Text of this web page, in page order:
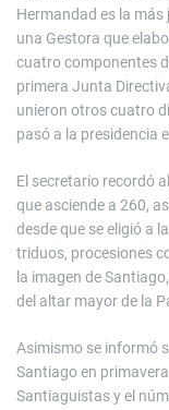
Hermandad es la más
una Gestora que
cuatro componentes
primera Junta
unieron otros cuatro
pasó a la presidencia
El secretario recordó
que asciende a 260,
desde que se eligió a
triduos, procesiones
la imagen de
del altar mayor de la
Asimismo se informó
Santiago en
Santiaguistas y el